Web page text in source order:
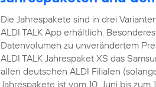
Die Jahrespakete sind in drei
ALDI TALK App erhältlich.
Datenvolumen zu unverändertem
ALDI TALK Jahrespaket XS das
allen deutschen ALDI Filialen
Jahrespakete ist vom 10. Juni bis zum